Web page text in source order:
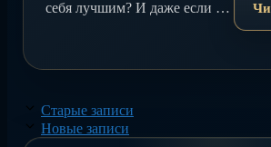
себя лучшим? И даже если …
Старые записи
Новые записи